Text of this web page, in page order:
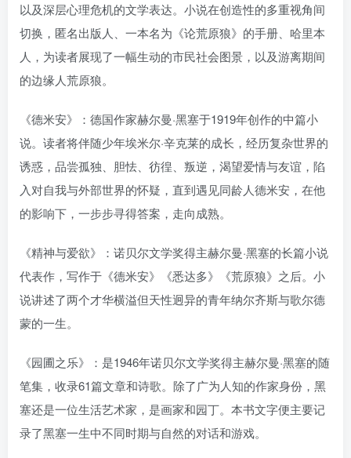
以及深层心理危机的文学表达。小说在创造性的多重视角间
切换，匿名出版人、一本名为《论荒原狼》的手册、哈里本
人，为读者展现了一幅生动的市民社会图景，以及游离期间
的边缘人荒原狼。
《德米安》：德国作家赫尔曼·黑塞于1919年创作的中篇小
说。读者将伴随少年埃米尔·辛克莱的成长，经历复杂世界的
诱惑，品尝孤独、胆怯、彷徨、叛逆，渴望爱情与友谊，陷
入对自我与外部世界的怀疑，直到遇见同龄人德米安，在他
的影响下，一步步寻得答案，走向成熟。
《精神与爱欲》：诺贝尔文学奖得主赫尔曼·黑塞的长篇小说
代表作，写作于《德米安》《悉达多》《荒原狼》之后。小
说讲述了两个才华横溢但天性迥异的青年纳尔齐斯与歌尔德
蒙的一生。
《园圃之乐》：是1946年诺贝尔文学奖得主赫尔曼·黑塞的随
笔集，收录61篇文章和诗歌。除了广为人知的作家身份，黑
塞还是一位生活艺术家，是画家和园丁。本书文字便主要记
录了黑塞一生中不同时期与自然的对话和游戏。